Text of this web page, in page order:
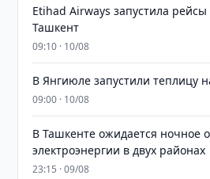
Etihad Airways запустила
Ташкент
09:10 · 10/08
В Янгиюле запустили теплицу
09:00 · 10/08
В Ташкенте ожидается ночное
электроэнергии в двух районах
23:15 · 09/08